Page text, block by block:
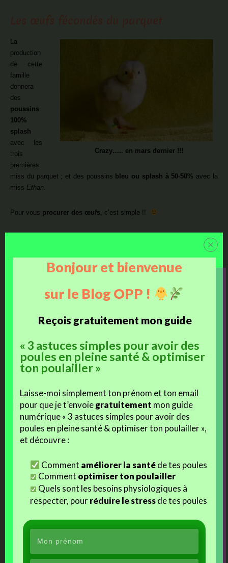
Crazy….. en mars dernier !!!
La
production
de cette
famille
donnera
des
poussins
100%
splash
avec les
trois
premières
miss du parquet ; et des poussins bleu ou splash à 50-50% avec la
miss Ethan.
Pour vous procurer des œufs, c’est simple !!
, afin de planifier
Acheter en direct les œufs disponibles du moment, mis en ligne
ooooo
Bonjour et bienvenue
sur le Blog OPP !
Reçois gratuitement mon guide
« 3 astuces simples pour avoir des
poules en pleine santé & optimiser
ton poulailler »
Laisse-moi simplement ton prénom et ton email
pour que je t’envoiegratuitement mon guide
numérique « 3 astuces simples pour avoir des
poules en pleine santé & optimiser ton poulailler »,
et découvre :
Comment améliorer la santéde tes poules
Comment optimiser ton poulailler
Quels sont les besoins physiologiques à
respecter, pourréduire le stressde tes poules